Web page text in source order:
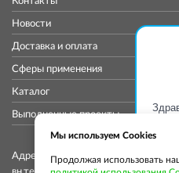
Новости
Доставка и оплата
Сферы применения
Каталог
Выполненные проекты
Адрес коммерческого отдела:
Мы используем Cookies
Продолжая использовать